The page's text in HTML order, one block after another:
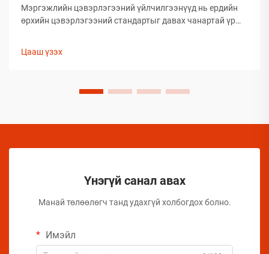
Мэргэжлийн цэвэрлэгээний үйлчилгээнүүд нь ердийн
өрхийн цэвэрлэгээний стандартыг давах чанартай үр
туршлагаар баталгаажсан, өөрсдийн үр дүнтэй байдлыг
Цааш үзэх
Үнэгүй санал авах
Манай төлөөлөгч танд удахгүй холбогдох болно.
Имэйл